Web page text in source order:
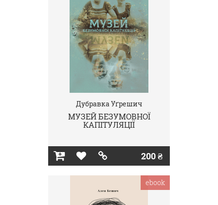
Дубравка Уґрешич
МУЗЕЙ БЕЗУМОВНОЇ
КАПІТУЛЯЦІЇ
200 ₴
ebook